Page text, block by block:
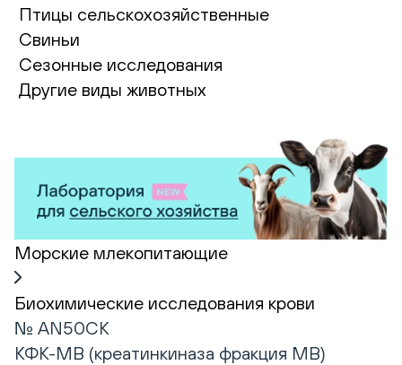
Птицы сельскохозяйственные
Свиньи
Сезонные исследования
Другие виды животных
Морские млекопитающие
Биохимические исследования крови
№ AN50CK
КФК-МВ (креатинкиназа фракция МВ)